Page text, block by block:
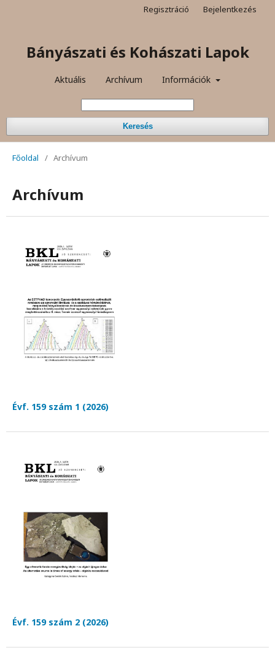
Bányászati és Kohászati Lapok
Aktuális Archívum Információk
Keresés
Regisztráció Bejelentkezés
Főoldal / Archívum
Archívum
Évf. 159 szám 1 (2026)
Évf. 159 szám 2 (2026)